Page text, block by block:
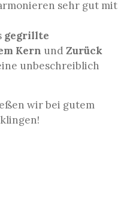
sehr gut mit
gegrillte
Kern und Zurück
unbeschreiblich
wir bei gutem